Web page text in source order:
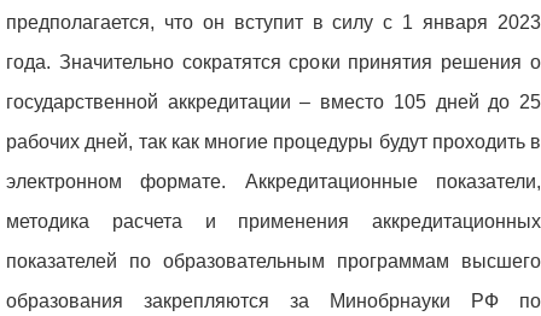
предполагается, что он вступит в силу с 1 января 2023
года. Значительно сократятся сроки принятия решения о
государственной аккредитации – вместо 105 дней до 25
рабочих дней, так как многие процедуры будут проходить в
электронном формате. Аккредитационные показатели,
методика расчета и применения аккредитационных
показателей по образовательным программам высшего
образования закрепляются за Минобрнауки РФ по